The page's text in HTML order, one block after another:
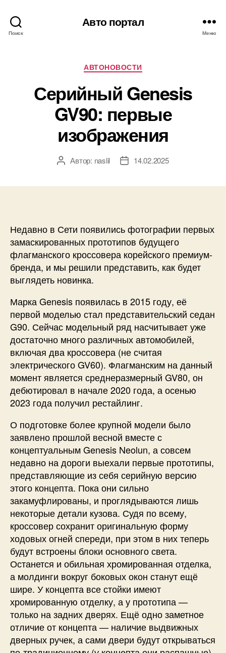
Поиск
Авто портал
Меню
Рубрики
АВТОНОВОСТИ
Серийный Genesis
GV90: первые
изображения
АвторАвтор: naslil
Дата14.02.2025
Недавно в Сети появились фотографии первых
замаскированных прототипов будущего
флагманского кроссовера корейского премиум-
бренда, и мы решили представить, как будет
выглядеть новинка.
Марка Genesis появилась в 2015 году, её
первой моделью стал представительский седан
G90. Сейчас модельный ряд насчитывает уже
достаточно много различных автомобилей,
включая два кроссовера (не считая
электрического GV60). Флагманским на данный
момент является среднеразмерный GV80, он
дебютировал в начале 2020 года, а осенью
2023 года получил рестайлинг.
О подготовке более крупной модели было
заявлено прошлой весной вместе с
концептуальным Genesis Neolun, а совсем
недавно на дороги выехали первые прототипы,
представляющие из себя серийную версию
этого концепта. Пока они сильно
закамуфлированы, и проглядываются лишь
некоторые детали кузова. Судя по всему,
кроссовер сохранит оригинальную форму
ходовых огней спереди, при этом в них теперь
будут встроены блоки основного света.
Останется и обильная хромированная отделка,
а молдинги вокруг боковых окон станут ещё
шире. У концепта все стойки имеют
хромированную отделку, а у прототипа —
только на задних дверях. Ещё одно заметное
отличие от концепта — наличие выдвижных
дверных ручек, а сами двери будут открываться